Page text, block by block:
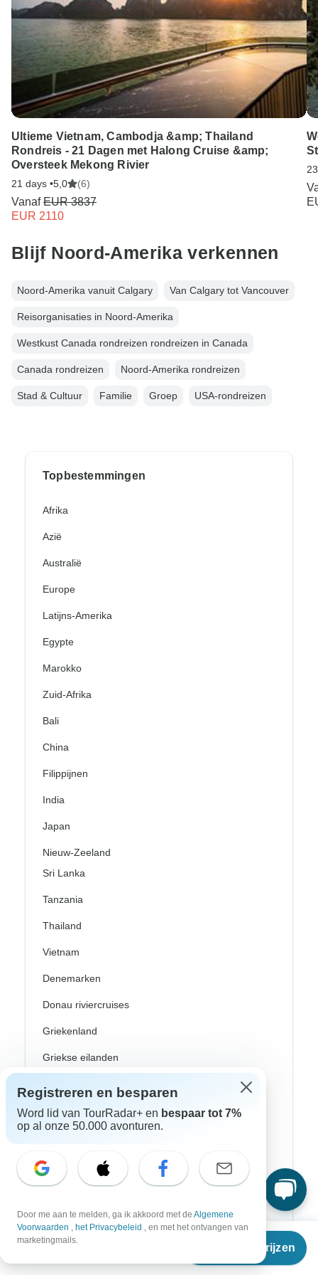
Vanaf
Reisdata & prijzen
Ultieme Vietnam, Cambodja &amp; Thailand
Rondreis - 21 Dagen met Halong Cruise &amp;
Oversteek Mekong Rivier
21 days •5,0 (6)
VanafEUR 3837
EUR 2110
Blijf Noord-Amerika verkennen
Noord-Amerika vanuit Calgary Van Calgary tot Vancouver
Reisorganisaties in Noord-Amerika
Westkust Canada rondreizen rondreizen in Canada
Canada rondreizen Noord-Amerika rondreizen
Stad & Cultuur Familie Groep USA-rondreizen
Topbestemmingen
Afrika
Azië
Australië
Europe
Latijns-Amerika
Egypte
Marokko
Zuid-Afrika
Bali
China
Filippijnen
India
Japan
Nieuw-Zeeland
Sri Lanka
Tanzania
Thailand
Vietnam
Denemarken
Donau riviercruises
Griekenland
Griekse eilanden
Ijsland
Italië
Kroatië
Noorwegen
Oost-Europa
Portugal
Registreren en besparen
Word lid van TourRadar+ en bespaar tot 7%
op al onze 50.000 avonturen.
Door me aan te melden, ga ik akkoord met de Algemene
Voorwaarden , het Privacybeleid , en met het ontvangen van
marketingmails.